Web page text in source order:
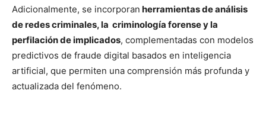
Adicionalmente, se incorporan herramientas de análisis
de redes criminales, la criminología forense y la
perfilación de implicados, complementadas con modelos
predictivos de fraude digital basados en inteligencia
artificial, que permiten una comprensión más profunda y
actualizada del fenómeno.